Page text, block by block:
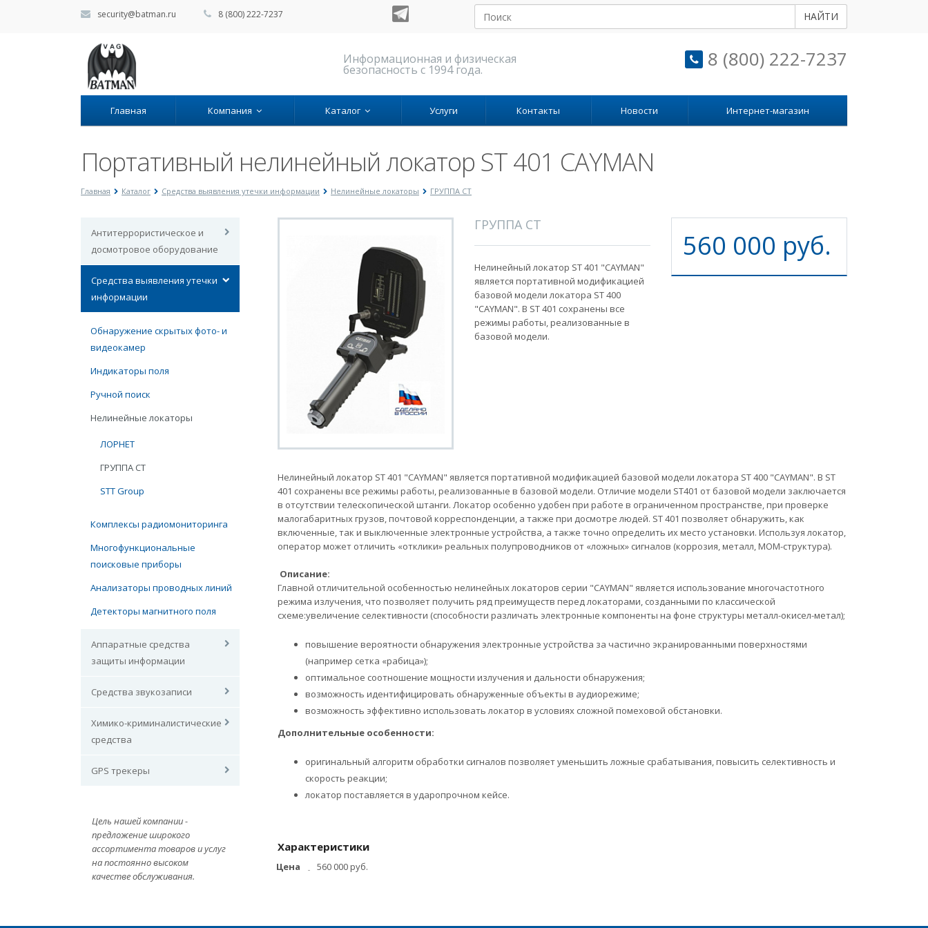
security@batman.ru 8 (800) 222-7237 НАЙТИ
Информационная и физическая
безопасность с 1994 года. 8 (800) 222-7237
Главная Компания Каталог Услуги Контакты Новости Интернет-магазин
Портативный нелинейный локатор ST 401 CAYMAN
Главная Каталог Средства выявления утечки информации Нелинейные локаторы ГРУППА СТ
Антитеррористическое и
досмотровое оборудование
Средства выявления утечки
информации
Обнаружение скрытых фото- и
видеокамер
Индикаторы поля
Ручной поиск
Нелинейные локаторы
ЛОРНЕТ
ГРУППА СТ
STT Group
Комплексы радиомониторинга
Многофункциональные
поисковые приборы
Анализаторы проводных линий
Детекторы магнитного поля
Аппаратные средства
защиты информации
Средства звукозаписи
Химико-криминалистические
средства
GPS трекеры
Цель нашей компании -
предложение широкого
ассортимента товаров и услуг
на постоянно высоком
качестве обслуживания.
ГРУППА СТ
Нелинейный локатор ST 401 "CAYMAN"
является портативной модификацией
базовой модели локатора ST 400
"CAYMAN". В ST 401 сохранены все
режимы работы, реализованные в
базовой модели.
560 000 руб.
Нелинейный локатор ST 401 "CAYMAN" является портативной модификацией базовой модели локатора ST 400 "CAYMAN". В ST
401 сохранены все режимы работы, реализованные в базовой модели. Отличие модели ST401 от базовой модели заключается
в отсутствии телескопической штанги. Локатор особенно удобен при работе в ограниченном пространстве, при проверке
малогабаритных грузов, почтовой корреспонденции, а также при досмотре людей. ST 401 позволяет обнаружить, как
включенные, так и выключенные электронные устройства, а также точно определить их место установки. Используя локатор,
оператор может отличить «отклики» реальных полупроводников от «ложных» сигналов (коррозия, металл, МОМ-структура).
Описание:
Главной отличительной особенностью нелинейных локаторов серии "CAYMAN" является использование многочастотного
режима излучения, что позволяет получить ряд преимуществ перед локаторами, созданными по классической
схеме:увеличение селективности (способности различать электронные компоненты на фоне структуры металл-окисел-метал);
повышение вероятности обнаружения электронные устройства за частично экранированными поверхностями
(например сетка «рабица»);
оптимальное соотношение мощности излучения и дальности обнаружения;
возможность идентифицировать обнаруженные объекты в аудиорежиме;
возможность эффективно использовать локатор в условиях сложной помеховой обстановки.
Дополнительные особенности:
оригинальный алгоритм обработки сигналов позволяет уменьшить ложные срабатывания, повысить селективность и
скорость реакции;
локатор поставляется в ударопрочном кейсе.
Характеристики
Цена 560 000 руб.